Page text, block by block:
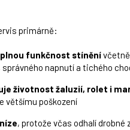
primárně:
funkčnost stínění
správného napnutí a tichého
životnost žaluzií, rolet i
většímu poškození
, protože včas odhalí drobné